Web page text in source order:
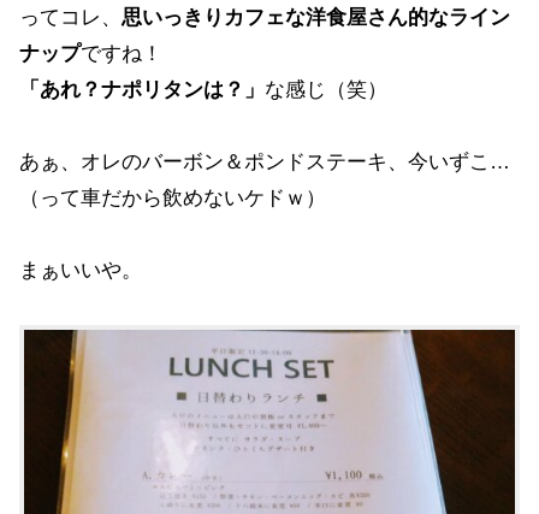
ってコレ、 思いっきりカフェな洋食屋さん的なライン
ナップですね！
「あれ？ナポリタンは？」 な感じ（笑）
あぁ、オレのバーボン＆ポンドステーキ、今いずこ…
（って車だから飲めないケドｗ）
まぁいいや。